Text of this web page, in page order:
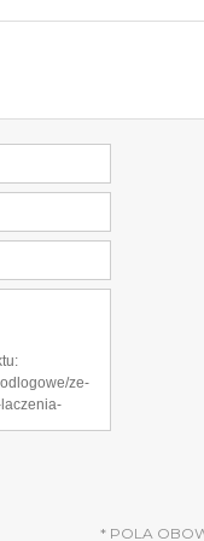
* POLA